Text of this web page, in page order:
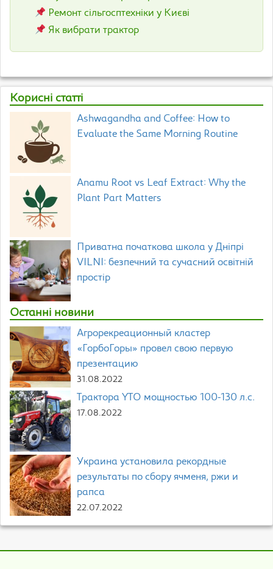
Ремонт сільгосптехніки у Києві
Як вибрати трактор
Корисні статті
Ashwagandha and Coffee: How to
Evaluate the Same Morning Routine
Anamu Root vs Leaf Extract: Why the
Plant Part Matters
Приватна початкова школа у Дніпрі
VILNI: безпечний та сучасний освітній
простір
Останні новини
Агрорекреационный кластер
«ГорбоГоры» провел свою первую
презентацию
31.08.2022
Трактора YTO мощностью 100-130 л.с.
17.08.2022
Украина установила рекордные
результаты по сбору ячменя, ржи и
рапса
22.07.2022